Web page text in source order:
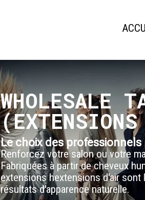
WHOLESALE
Le choix des
Renforcez votre salon ou votre
Fabriquées à partir de cheveux
extensions hextensions d'air sont
résultats d'apparence naturelle.